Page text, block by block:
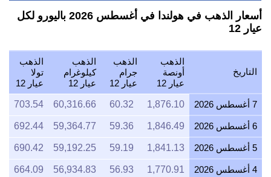
أسعار الذهب في هولندا في أغسطس 2026 باليورو لكل
عيار 12
التاريخ
الذهب
أونصة
عيار 12
الذهب
جرام
عيار 12
الذهب
كيلوغرام
عيار 12
الذهب
تولا
عيار 12
7 أغسطس 2026 1,876.10
60.32
60,316.66
703.54
6 أغسطس 2026 1,846.49
59.36
59,364.77
692.44
5 أغسطس 2026 1,841.13
59.19
59,192.25
690.42
4 أغسطس 2026 1,770.91
56.93
56,934.83
664.09